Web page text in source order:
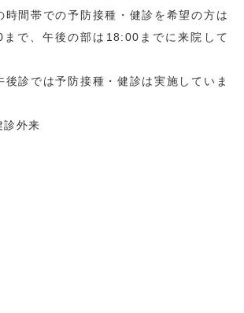
時間帯での予防接種・健診を希望の方は
で、午後の部は18:00までに来院して
後診では予防接種・健診は実施していま
外来